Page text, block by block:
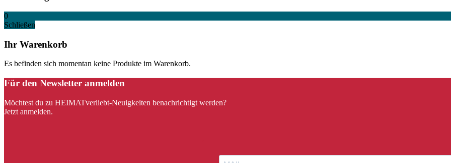
0
Schließen
Ihr Warenkorb
Es befinden sich momentan keine Produkte im Warenkorb.
Für den Newsletter anmelden
Möchtest du zu HEIMATverliebt-Neuigkeiten benachrichtigt werden?
Jetzt anmelden.